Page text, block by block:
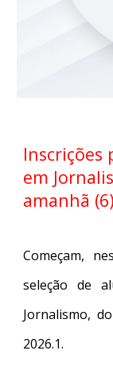
Inscrições
em
amanhã (6)
Começam,
seleção de
Jornalismo,
2026.1.